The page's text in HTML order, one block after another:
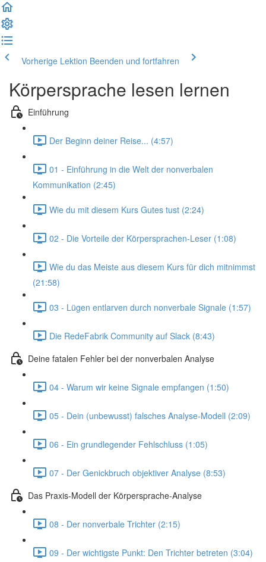
Vorherige Lektion Beenden und fortfahren
Körpersprache lesen lernen
Einführung
Der Beginn deiner Reise... (4:57)
01 - Einführung in die Welt der nonverbalen
Kommunikation (2:45)
Wie du mit diesem Kurs Gutes tust (2:24)
02 - Die Vorteile der Körpersprachen-Leser (1:08)
Wie du das Meiste aus diesem Kurs für dich mitnimmst
(21:58)
03 - Lügen entlarven durch nonverbale Signale (1:57)
Die RedeFabrik Community auf Slack (8:43)
Deine fatalen Fehler bei der nonverbalen Analyse
04 - Warum wir keine Signale empfangen (1:50)
05 - Dein (unbewusst) falsches Analyse-Modell (2:09)
06 - Ein grundlegender Fehlschluss (1:05)
07 - Der Genickbruch objektiver Analyse (8:53)
Das Praxis-Modell der Körpersprache-Analyse
08 - Der nonverbale Trichter (2:15)
09 - Der wichtigste Punkt: Den Trichter betreten (3:04)